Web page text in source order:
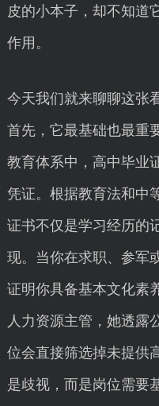
皮的小本子，却不知道
作用。
今天我们就来聊聊这张
首先，它最基础也最重
教育体系中，高中毕业
凭证。根据教育法和中
证书不仅是学习经历的
现。当你在求职、参军
证明你具备基本文化素
人力资源主管，她透露
位会直接筛选掉未提供
是歧视，而是岗位需要